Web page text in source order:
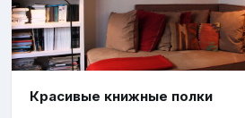
Красивые книжные полки